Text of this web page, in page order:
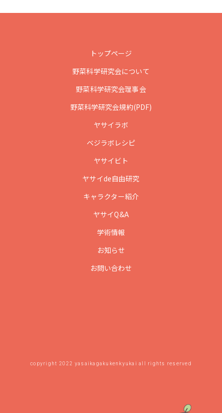
トップページ
野菜科学研究会について
野菜科学研究会理事会
野菜科学研究会規約(PDF)
ヤサイラボ
ベジラボレシピ
ヤサイビト
ヤサイde自由研究
キャラクター紹介
ヤサイQ&A
学術情報
お知らせ
お問い合わせ
copyright 2022 yasaikagakukenkyukai all rights reserved